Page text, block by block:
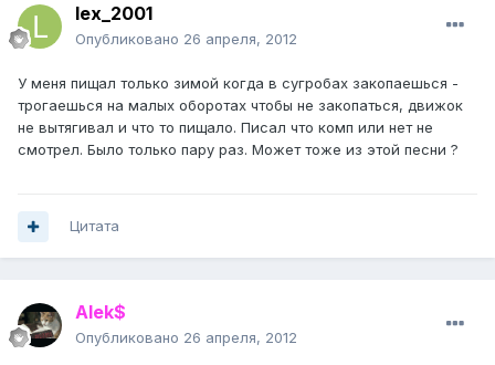
lex_2001
Опубликовано 26 апреля, 2012
У меня пищал только зимой когда в сугробах закопаешься -
трогаешься на малых оборотах чтобы не закопаться, движок
не вытягивал и что то пищало. Писал что комп или нет не
смотрел. Было только пару раз. Может тоже из этой песни ?
Цитата
Alek$
Опубликовано 26 апреля, 2012